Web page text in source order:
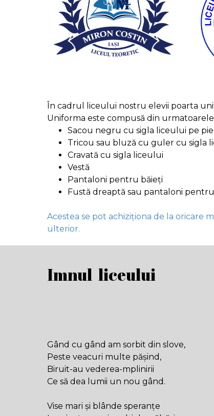
În cadrul liceului nostru elevii poarta
Uniforma este compusă din
Sacou negru cu sigla liceului pe
Tricou sau bluză cu guler cu sigla
Cravată cu sigla liceului
Vestă
Pantaloni pentru băieți
Fustă dreaptă sau pantaloni
Acestea se pot achiziționa de la oricare
ulterior.
Imnul liceului
Gând cu gând am sorbit din slove,
Peste veacuri multe pășind,
Biruit-au vederea-mplinirii
Ce să dea lumii un nou gând.
Vise mari și blânde speranțe